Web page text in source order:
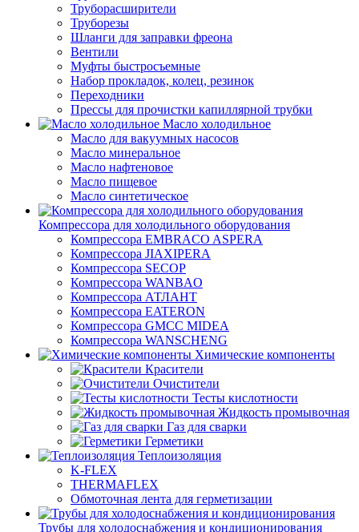
Труборасширители
Труборезы
Шланги для заправки фреона
Вентили
Муфты быстросъемные
Набор прокладок, колец, резинок
Переходники
Прессы для прочистки капиллярной трубки
Масло холодильное
Масло для вакуумных насосов
Масло минеральное
Масло нафтеновое
Масло пищевое
Масло синтетическое
Компрессора для холодильного оборудования
Компрессора EMBRACO ASPERA
Компрессора JIAXIPERA
Компрессора SECOP
Компрессора WANBAO
Компрессора АТЛАНТ
Компрессора EATERON
Компрессора GMCC MIDEA
Компрессора WANSCHENG
Химические компоненты
Красители
Очистители
Тесты кислотности
Жидкость промывочная
Газ для сварки
Герметики
Теплоизоляция
K-FLEX
THERMAFLEX
Обмоточная лента для герметизации
Трубы для холодоснабжения и кондиционирования